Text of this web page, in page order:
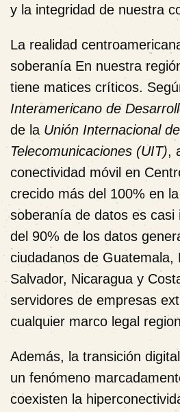
y la integridad de nuestra
La realidad
soberanía En nuestra
tiene matices críticos.
Interamericano de
de la Unión Internacional de
Telecomunicaciones (UIT),
conectividad móvil en
crecido más del 100% en
soberanía de datos es casi
del 90% de los datos
ciudadanos de Guatemala,
Salvador, Nicaragua y
servidores de empresas
cualquier marco legal
Además, la transición
un fenómeno
coexisten la